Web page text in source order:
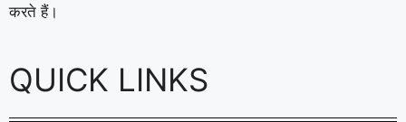
करते हैं।
QUICK LINKS